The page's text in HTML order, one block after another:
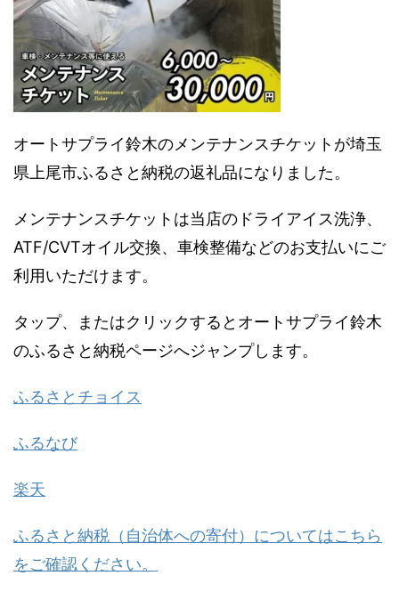
オートサプライ鈴木のメンテナンスチケットが埼玉
県上尾市ふるさと納税の返礼品になりました。
メンテナンスチケットは当店のドライアイス洗浄、
ATF/CVTオイル交換、車検整備などのお支払いにご
利用いただけます。
タップ、またはクリックするとオートサプライ鈴木
のふるさと納税ページへジャンプします。
ふるさとチョイス
ふるなび
楽天
ふるさと納税（自治体への寄付）についてはこちら
をご確認ください。